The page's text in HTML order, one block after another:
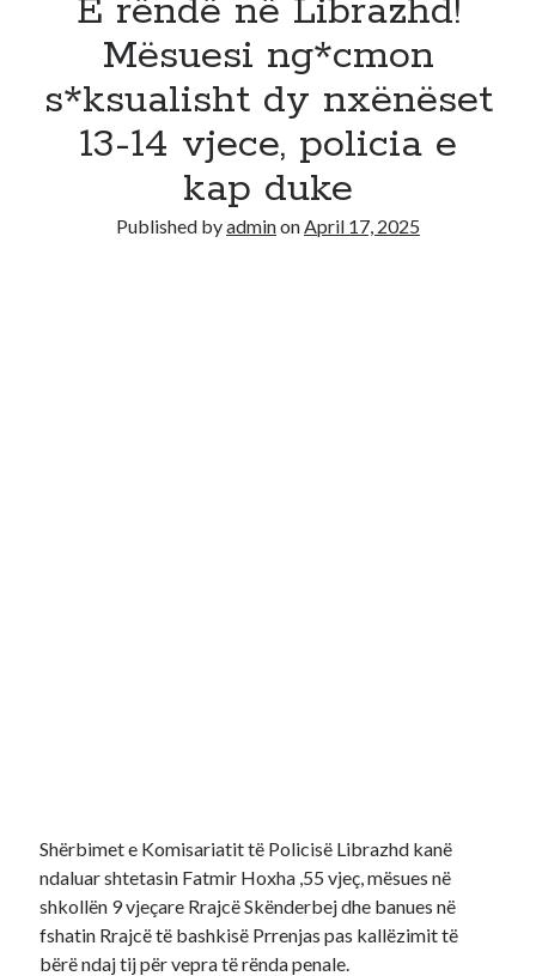
E rëndë në Librazhd!
Mësuesi ng*cmon
s*ksualisht dy nxënëset
13-14 vjece, policia e
kap duke
Published byadminonApril 17, 2025
Shërbimet e Komisariatit të Policisë Librazhd kanë
ndaluar shtetasin Fatmir Hoxha ,55 vjeç, mësues në
shkollën 9 vjeçare Rrajcë Skënderbej dhe banues në
fshatin Rrajcë të bashkisë Prrenjas pas kallëzimit të
bërë ndaj tij për vepra të rënda penale.